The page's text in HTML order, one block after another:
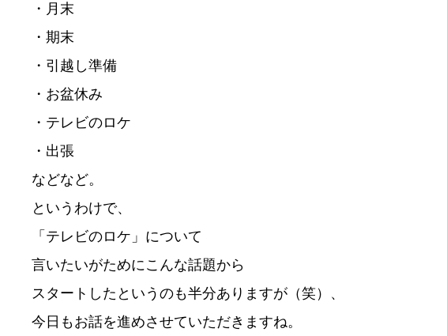
・月末
・期末
・引越し準備
・お盆休み
・テレビのロケ
・出張
などなど。
というわけで、
「テレビのロケ」について
言いたいがためにこんな話題から
スタートしたというのも半分ありますが（笑）、
今日もお話を進めさせていただきますね。